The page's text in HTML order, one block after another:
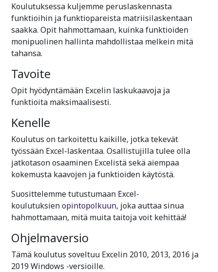
Koulutuksessa kuljemme peruslaskennasta
funktioihin ja funktiopareista matriisilaskentaan
saakka. Opit hahmottamaan, kuinka funktioiden
monipuolinen hallinta mahdollistaa melkein mitä
tahansa.
Tavoite
Opit hyödyntämään Excelin laskukaavoja ja
funktioita maksimaalisesti.
Kenelle
Koulutus on tarkoitettu kaikille, jotka tekevät
työssään Excel-laskentaa. Osallistujilla tulee olla
jatkotason osaaminen Excelistä sekä aiempaa
kokemusta kaavojen ja funktioiden käytöstä.
Suosittelemme tutustumaan Excel-
koulutuksienopintopolkuun, joka auttaa sinua
hahmottamaan, mitä muita taitoja voit kehittää!
Ohjelmaversio
Tämä koulutus soveltuu Excelin 2010, 2013, 2016 ja
2019 Windows -versioille.